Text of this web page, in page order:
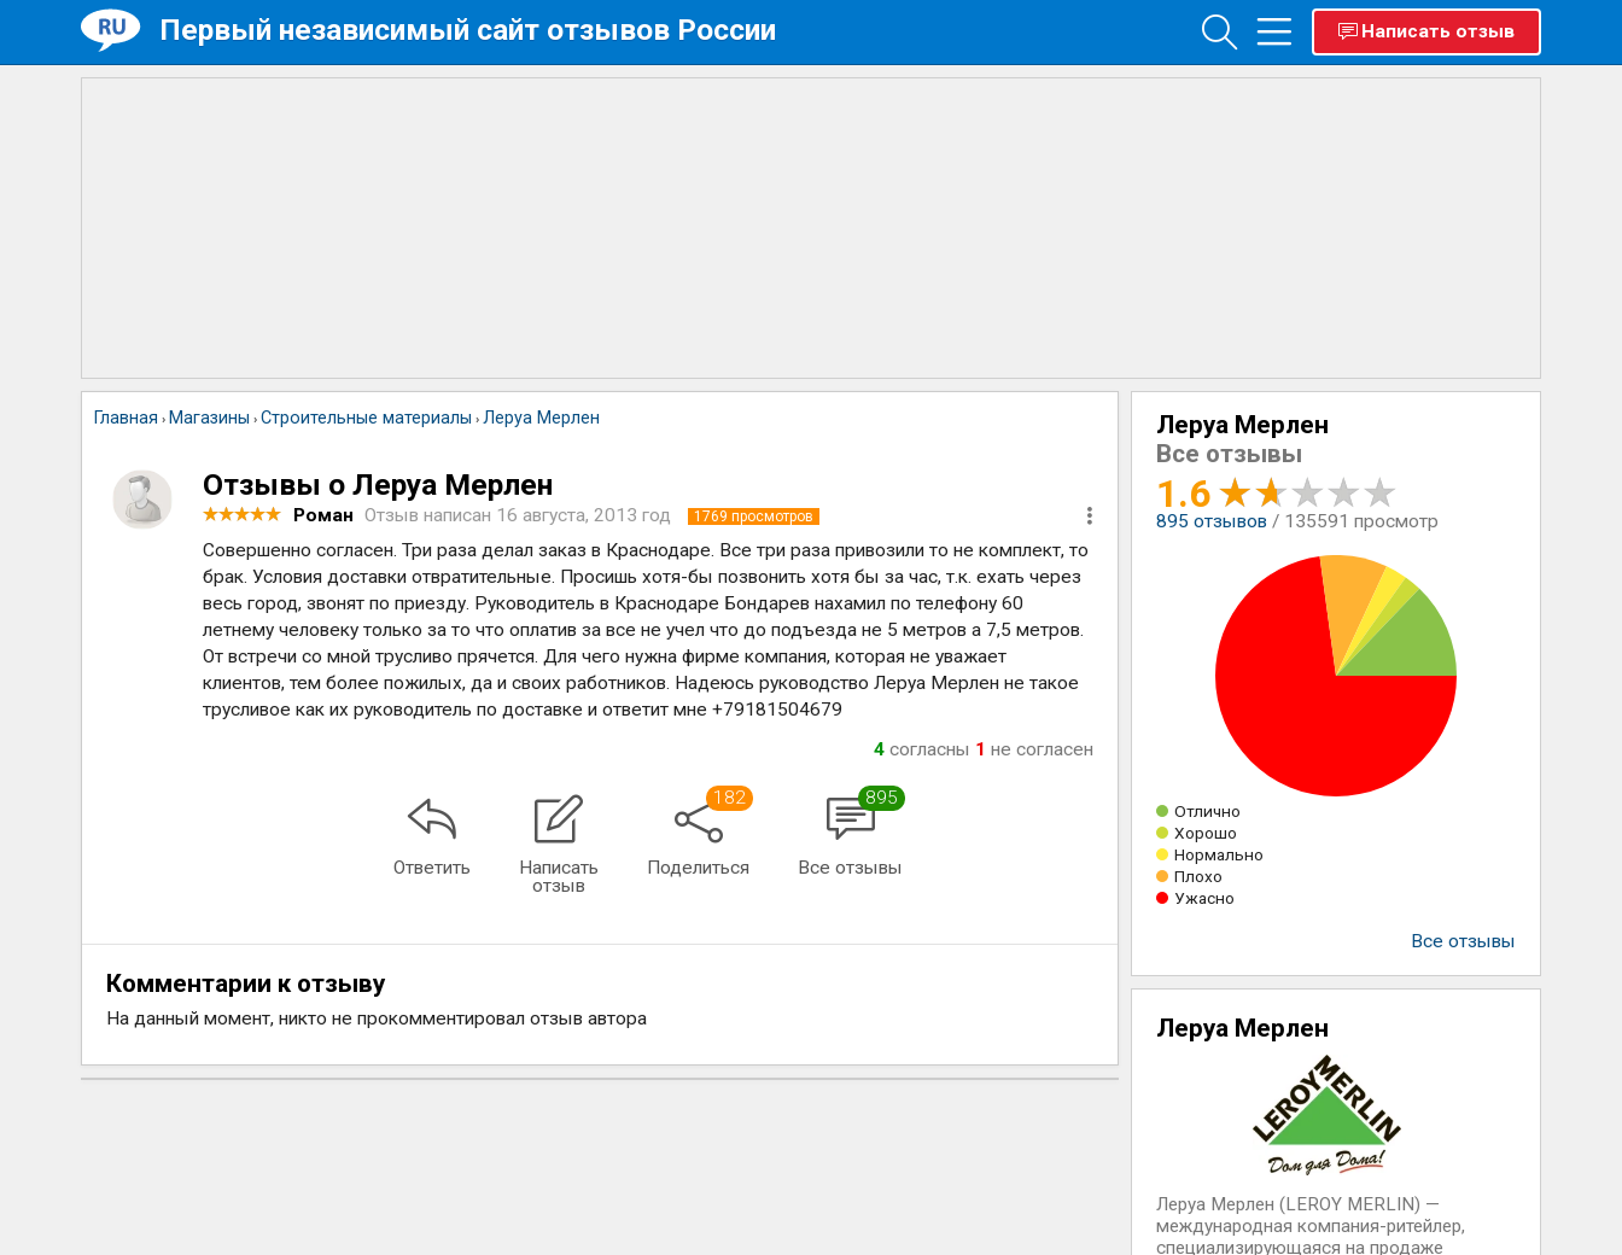
Первый независимый сайт отзывов России Написать отзыв
Главная › Магазины ›Строительные материалы ›Леруа Мерлен
Отзывы о Леруа Мерлен
Роман Отзыв написан 16 августа, 2013 год 1769 просмотров
Совершенно согласен. Три раза делал заказ в Краснодаре. Все три раза привозили то не комплект, то
брак. Условия доставки отвратительные. Просишь хотя-бы позвонить хотя бы за час, т.к. ехать через
весь город, звонят по приезду. Руководитель в Краснодаре Бондарев нахамил по телефону 60
летнему человеку только за то что оплатив за все не учел что до подъезда не 5 метров а 7,5 метров.
От встречи со мной трусливо прячется. Для чего нужна фирме компания, которая не уважает
клиентов, тем более пожилых, да и своих работников. Надеюсь руководство Леруа Мерлен не такое
трусливое как их руководитель по доставке и ответит мне +79181504679
4согласны 1 не согласен
Ответить
Написать
отзыв
182
Поделиться
895
Все отзывы
Комментарии к отзыву
На данный момент, никто не прокомментировал отзыв автора
Леруа Мерлен
Все отзывы
1.6
895 отзывов / 135591 просмотр
Отлично
Хорошо
Нормально
Плохо
Ужасно
Все отзывы
Леруа Мерлен
Леруа Мерлен (LEROY MERLIN) —
международная компания-ритейлер,
специализирующаяся на продаже